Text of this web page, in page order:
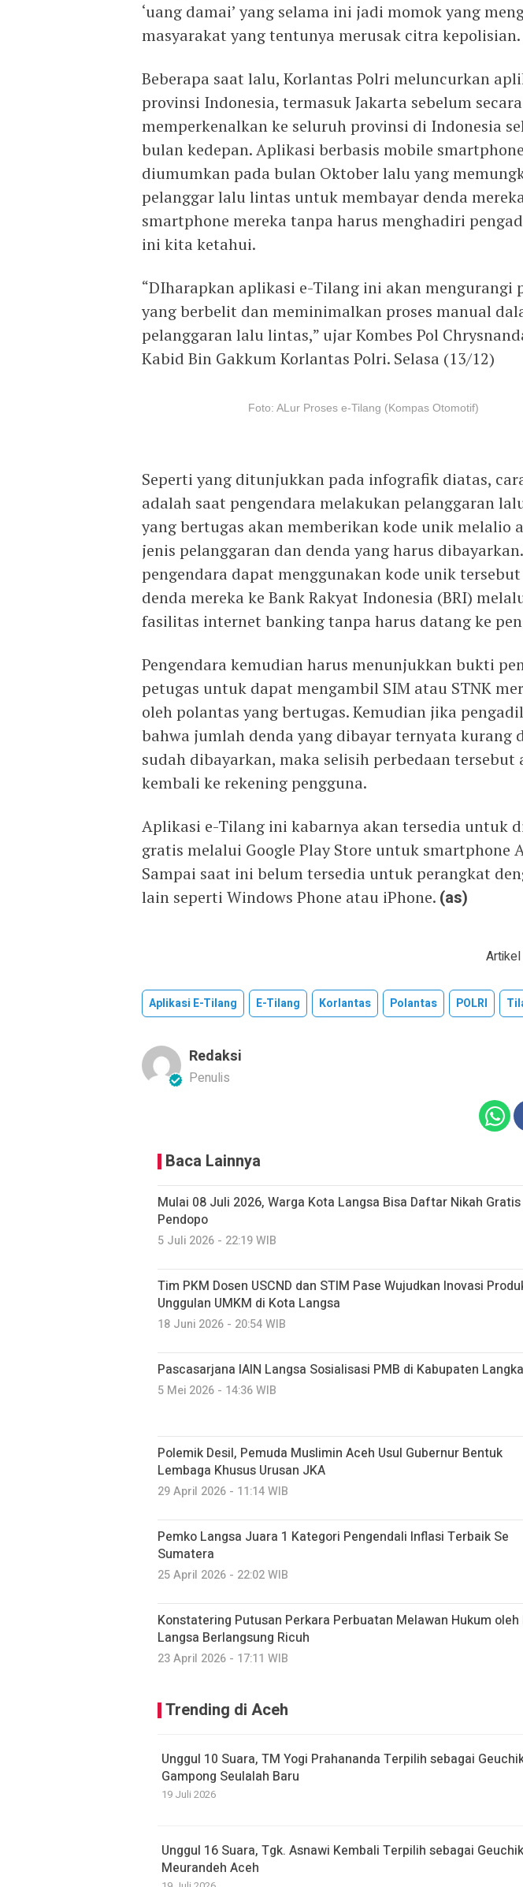
‘uang damai’ yang selama ini jadi momok yang
masyarakat yang tentunya merusak citra kepolisian.
Beberapa saat lalu, Korlantas Polri meluncurkan
provinsi Indonesia, termasuk Jakarta sebelum
memperkenalkan ke seluruh provinsi di Indonesia
bulan kedepan. Aplikasi berbasis mobile
diumumkan pada bulan Oktober lalu yang
pelanggar lalu lintas untuk membayar denda
smartphone mereka tanpa harus menghadiri
ini kita ketahui.
“DIharapkan aplikasi e-Tilang ini akan mengurangi
yang berbelit dan meminimalkan proses manual
pelanggaran lalu lintas,” ujar Kombes Pol
Kabid Bin Gakkum Korlantas Polri. Selasa (13/12)
Foto: ALur Proses e-Tilang (Kompas Otomotif)
Seperti yang ditunjukkan pada infografik diatas,
adalah saat pengendara melakukan pelanggaran
yang bertugas akan memberikan kode unik melalio
jenis pelanggaran dan denda yang harus
pengendara dapat menggunakan kode unik
denda mereka ke Bank Rakyat Indonesia (BRI)
fasilitas internet banking tanpa harus datang ke
Pengendara kemudian harus menunjukkan bukti
petugas untuk dapat mengambil SIM atau STNK
oleh polantas yang bertugas. Kemudian jika
bahwa jumlah denda yang dibayar ternyata kurang
sudah dibayarkan, maka selisih perbedaan
kembali ke rekening pengguna.
Aplikasi e-Tilang ini kabarnya akan tersedia untuk
gratis melalui Google Play Store untuk smartphone
Sampai saat ini belum tersedia untuk perangkat
lain seperti Windows Phone atau iPhone. (as)
Aplikasi E-Tilang E-Tilang Korlantas Polantas POLRI
Redaksi
Penulis
Baca Lainnya
Mulai 08 Juli 2026, Warga Kota Langsa Bisa Daftar Nikah
Pendopo
5 Juli 2026 - 22:19 WIB
Tim PKM Dosen USCND dan STIM Pase Wujudkan Inovasi
Unggulan UMKM di Kota Langsa
18 Juni 2026 - 20:54 WIB
Pascasarjana IAIN Langsa Sosialisasi PMB di Kabupaten
5 Mei 2026 - 14:36 WIB
Polemik Desil, Pemuda Muslimin Aceh Usul Gubernur Bentuk
Lembaga Khusus Urusan JKA
29 April 2026 - 11:14 WIB
Pemko Langsa Juara 1 Kategori Pengendali Inflasi Terbaik Se
Sumatera
25 April 2026 - 22:02 WIB
Konstatering Putusan Perkara Perbuatan Melawan Hukum oleh
Langsa Berlangsung Ricuh
23 April 2026 - 17:11 WIB
Trending di Aceh
Unggul 10 Suara, TM Yogi Prahananda Terpilih sebagai
Gampong Seulalah Baru
19 Juli 2026
Unggul 16 Suara, Tgk. Asnawi Kembali Terpilih sebagai Geuchik
Meurandeh Aceh